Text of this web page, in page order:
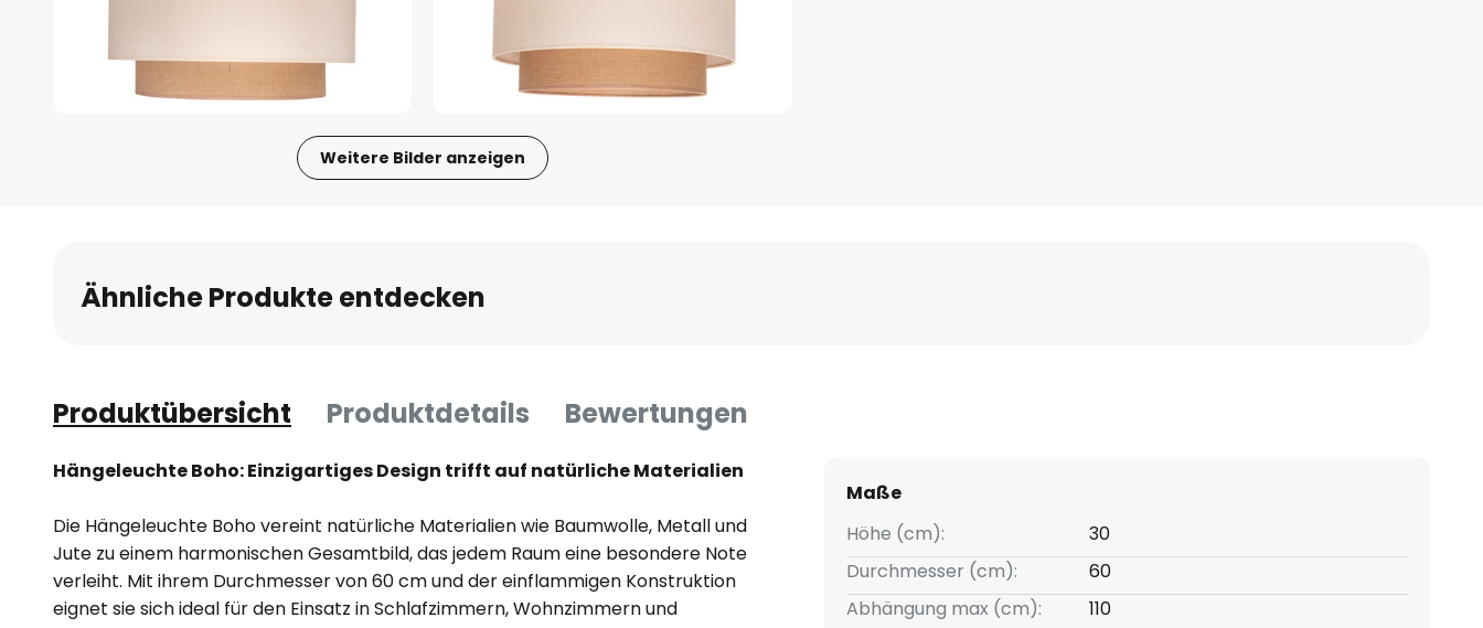
Weitere Bilder anzeigen
Bildgalerie
springen
Ähnliche Produkte entdecken
Produktübersicht Produktdetails Bewertungen
Hängeleuchte Boho: Einzigartiges Design trifft auf natürliche Materialien
Die Hängeleuchte Boho vereint natürliche Materialien wie Baumwolle, Metall und
Jute zu einem harmonischen Gesamtbild, das jedem Raum eine besondere Note
verleiht. Mit ihrem Durchmesser von 60 cm und der einflammigen Konstruktion
eignet sie sich ideal für den Einsatz in Schlafzimmern, Wohnzimmern und
Maße
Höhe (cm):
30
Durchmesser (cm):
60
Abhängung max (cm):
110